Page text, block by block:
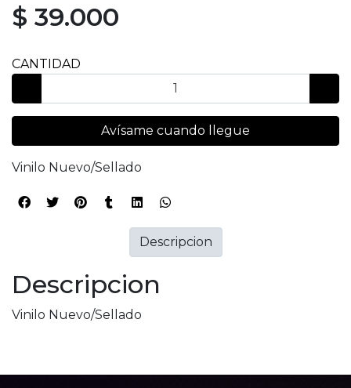
$ 39.000
CANTIDAD
Avísame cuando llegue
Vinilo Nuevo/Sellado
Descripcion
Vinilo Nuevo/Sellado
Descripcion